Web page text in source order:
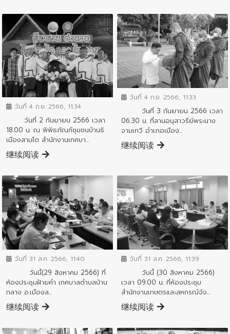
ข่าวประชาสัมพันธ์
วันที่ 4 ก.ย. 2566, 11:34
วันที่ 2 กันยายน 2566 เวลา
18.00 น. ณ พิพิธภัณฑ์ชุมชนบ้านธิ
เมืองสามไต สำนักงานเทศบา...
继续阅读
ข่าวประชาสัมพันธ์
วันที่ 4 ก.ย. 2566, 11:33
วันที่ 3 กันยายน 2566 เวลา
06.30 น. ที่ลานอนุสาวรีย์พระนาง
จามเทวี อำเภอเมือง...
继续阅读
ข่าวประชาสัมพันธ์
วันที่ 31 ส.ค. 2566, 11:40
วันนี้(29 สิงหาคม 2566) ที่
ห้องประชุมฝ้ายคำ เทศบาลตำบลบ้าน
กลาง อ.เมืองล...
继续阅读
ข่าวประชาสัมพันธ์
วันที่ 31 ส.ค. 2566, 11:39
วันนี้ (30 สิงหาคม 2566)
เวลา 09.00 น. ที่ห้องประชุม
สำนักงานเกษตรและสหกรณ์จัง...
继续阅读